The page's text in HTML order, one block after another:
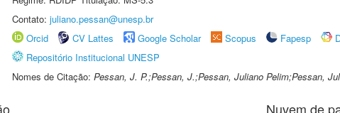
Contato: juliano.pessan@unesp.br
Orcid
CV Lattes Google Scholar Scopus Fapesp
Repositório Institucional UNESP
Nomes de Citação: Pessan, J. P.;Pessan, J.;Pessan, Juliano Pelim;Pessan,
Nuvem de